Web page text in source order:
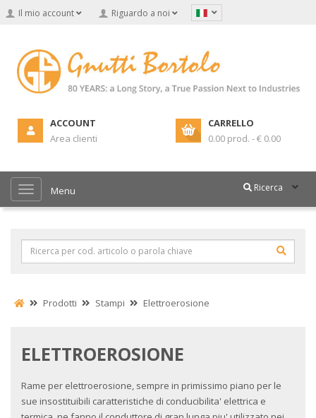
Il mio account Riguardo a noi
ACCOUNT
Area clienti
CARRELLO
0.00 prod. - € 0.00
Menu Ricerca
Prodotti Stampi Elettroerosione
ELETTROEROSIONE
Rame per elettroerosione, sempre in primissimo piano per le
sue insostituibili caratteristiche di conducibilita' elettrica e